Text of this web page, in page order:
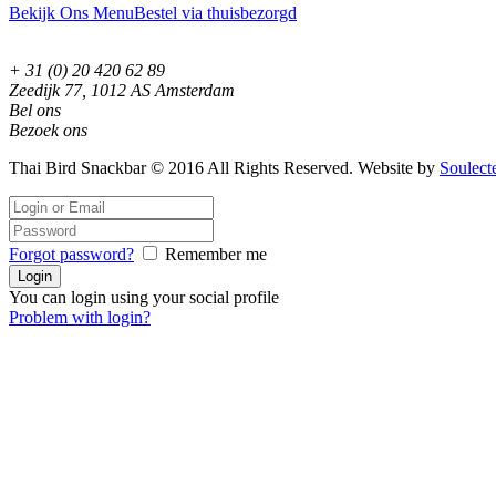
Bekijk Ons MenuBestel via thuisbezorgd
+ 31 (0) 20 420 62 89
Zeedijk 77, 1012 AS Amsterdam
Bel ons
Bezoek ons
Thai Bird Snackbar © 2016 All Rights Reserved. Website by
Forgot password? Remember me
You can login using your social profile
Problem with login?